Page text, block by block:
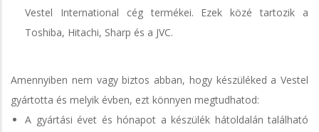
Vestel International cég termékei. Ezek közé tartozik a
Toshiba, Hitachi, Sharp és a JVC.
Amennyiben nem vagy biztos abban, hogy készüléked a Vestel
gyártotta és melyik évben, ezt könnyen megtudhatod:
A gyártási évet és hónapot a készülék hátoldalán található